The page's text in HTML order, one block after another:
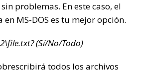
problemas. En este caso, el
MS-DOS es tu mejor opción.
(Sí/No/Todo)
todos los archivos